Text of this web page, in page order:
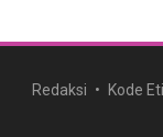
Redaksi Kode